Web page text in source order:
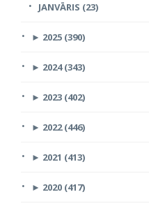
JANVĀRIS (23)
► 2025 (390)
► 2024 (343)
► 2023 (402)
► 2022 (446)
► 2021 (413)
► 2020 (417)